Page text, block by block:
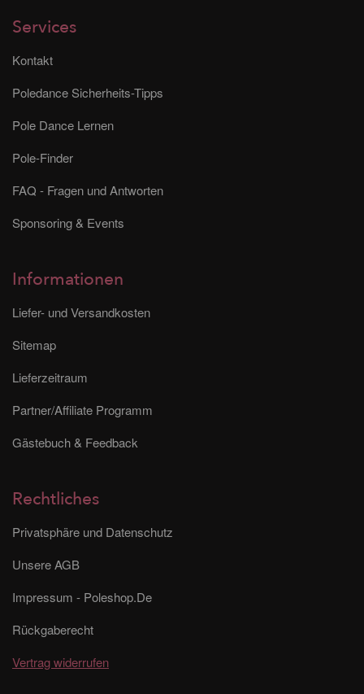
Services
Kontakt
Poledance Sicherheits-Tipps
Pole Dance Lernen
Pole-Finder
FAQ - Fragen und Antworten
Sponsoring & Events
Informationen
Liefer- und Versandkosten
Sitemap
Lieferzeitraum
Partner/Affiliate Programm
Gästebuch & Feedback
Rechtliches
Privatsphäre und Datenschutz
Unsere AGB
Impressum - Poleshop.De
Rückgaberecht
Vertrag widerrufen